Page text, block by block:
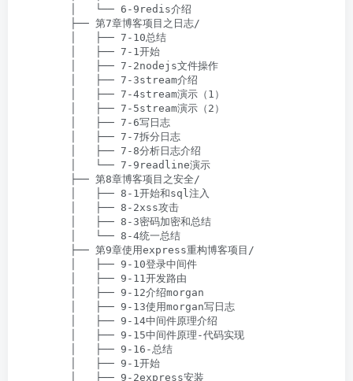
        │   └── 6-9redis介绍
        ├── 第7章博客项目之日志/
        │   ├── 7-10总结
        │   ├── 7-1开始
        │   ├── 7-2nodejs文件操作
        │   ├── 7-3stream介绍
        │   ├── 7-4stream演示（1）
        │   ├── 7-5stream演示（2）
        │   ├── 7-6写日志
        │   ├── 7-7拆分日志
        │   ├── 7-8分析日志介绍
        │   └── 7-9readline演示
        ├── 第8章博客项目之安全/
        │   ├── 8-1开始和sql注入
        │   ├── 8-2xss攻击
        │   ├── 8-3密码加密和总结
        │   └── 8-4统一总结
        ├── 第9章使用express重构博客项目/
        │   ├── 9-10登录中间件
        │   ├── 9-11开发路由
        │   ├── 9-12介绍morgan
        │   ├── 9-13使用morgan写日志
        │   ├── 9-14中间件原理介绍
        │   ├── 9-15中间件原理-代码实现
        │   ├── 9-16-总结
        │   ├── 9-1开始
        │   ├── 9-2express安装